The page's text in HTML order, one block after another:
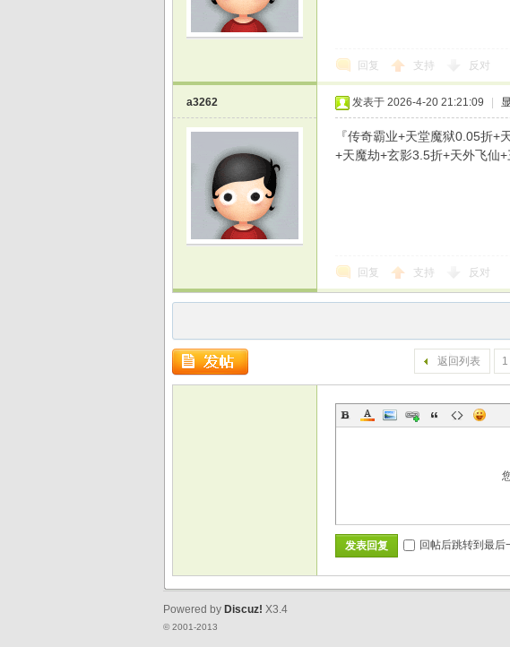
回复 支持 反对
a3262 发表于 2026-4-20 21:21:09
『传奇霸业+天堂魔狱0.05折
+天魔劫+玄影3.5折+天外飞仙
回复 支持 反对
1
返回列表
发表回复 回帖后跳转到最后
Powered by Discuz! X3.4
© 2001-2013